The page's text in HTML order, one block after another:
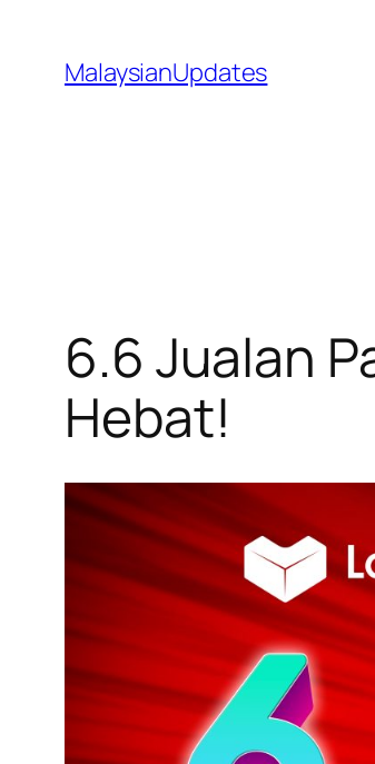
content
MalaysianUpdates
6.6 Jualan
Hebat!